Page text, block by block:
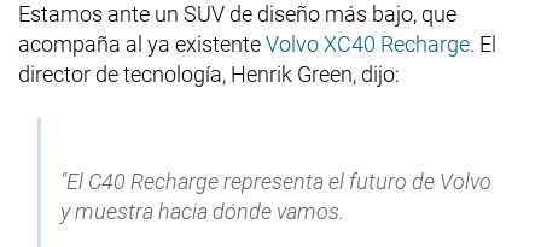
Estamos ante un SUV de diseño más bajo, que
acompaña al ya existenteVolvo XC40 Recharge. El
director de tecnología, Henrik Green, dijo:
"El C40 Recharge representa el futuro de Volvo
y muestra hacia dónde vamos.